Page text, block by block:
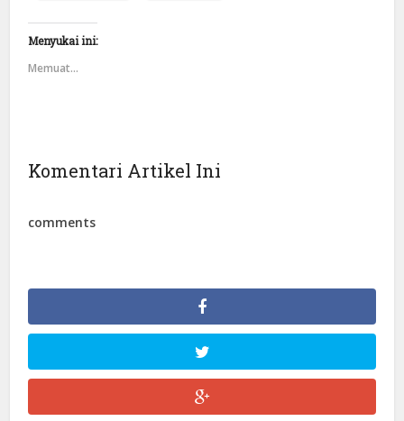
Menyukai ini:
Memuat...
Komentari Artikel Ini
comments